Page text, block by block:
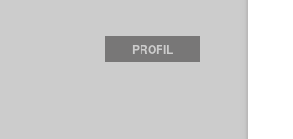
PROFIL